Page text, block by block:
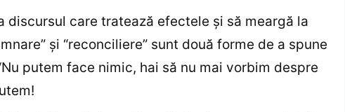
discursul care tratează efectele şi să meargă la
şi “reconciliere” sunt două forme de a spune
putem face nimic, hai să nu mai vorbim despre